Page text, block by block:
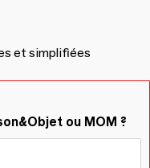
et simplifiées
ou MOM ?